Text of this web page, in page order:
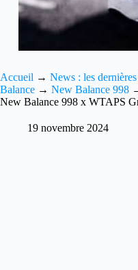
Accueil → News : les
Balance → New Balance 998
New Balance 998 x WTAPS
19 novembre 2024